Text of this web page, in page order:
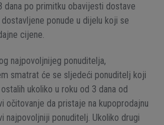
dana po primitku obavijesti dostave
ponude u dijelu koji se
cijene.
najpovoljnijeg ponuditelja,
smatrat će se sljedeći ponuditelj koji
ukoliko u roku od 3 dana od
očitovanje da pristaje na kupoprodajnu
najpovoljniji ponuditelj. Ukoliko drugi